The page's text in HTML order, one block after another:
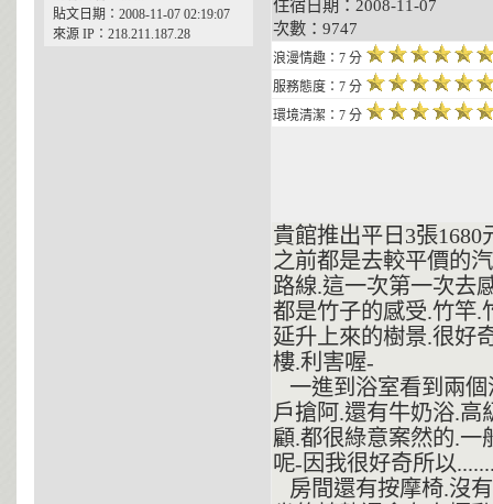
貼文日期：2008-11-07 02:19:07
來源 IP：218.211.187.28
住宿日期：2008-11-07
次數：9747
浪漫情趣：7 分
服務態度：7 分
環境清潔：7 分
貴館推出平日3張
之前都是去較平價的
路線.這一次第一次去
都是竹子的感受.竹竿.
延升上來的樹景.很好
樓.利害喔-
一進到浴室看到兩個
戶搶阿.還有牛奶浴.高
顧.都很綠意案然的.一
呢-因我很好奇所以
房間還有按摩椅.沒